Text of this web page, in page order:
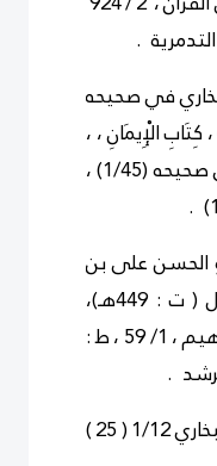
في صحيحه
مع فتح الباري (1/49) ، كِتَابِ الْإِيمَانِ ، ،
حديث رقم : (8) . ومسلم في صحيحه (1/45) ،
.
الحسن على بن
خلف بن عبد الملك ابن بطال ( ت : 449هـ)،
تحقيق : أبو تميم ياسر بن إبراهيم ، 1/ 59 ، ط :
أخرجه : البخاري 1/12 ( 25 )